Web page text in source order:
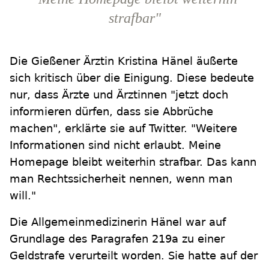
strafbar"
Die Gießener Ärztin Kristina Hänel äußerte
sich kritisch über die Einigung. Diese bedeute
nur, dass Ärzte und Ärztinnen "jetzt doch
informieren dürfen, dass sie Abbrüche
machen", erklärte sie auf Twitter. "Weitere
Informationen sind nicht erlaubt. Meine
Homepage bleibt weiterhin strafbar. Das kann
man Rechtssicherheit nennen, wenn man
will."
Die Allgemeinmedizinerin Hänel war auf
Grundlage des Paragrafen 219a zu einer
Geldstrafe verurteilt worden. Sie hatte auf der